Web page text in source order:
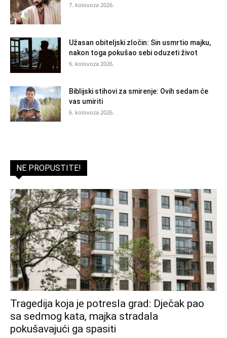
7. kolovoza 2026.
Užasan obiteljski zločin: Sin usmrtio majku,
nakon toga pokušao sebi oduzeti život
6. kolovoza 2026.
Biblijski stihovi za smirenje: Ovih sedam će
vas umiriti
6. kolovoza 2026.
NE PROPUSTITE!
Tragedija koja je potresla grad: Dječak pao
sa sedmog kata, majka stradala
pokušavajući ga spasiti